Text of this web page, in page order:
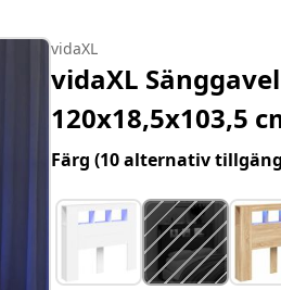
vidaXL
vidaXL
120x18,5x103,5
Färg(10 alternativ